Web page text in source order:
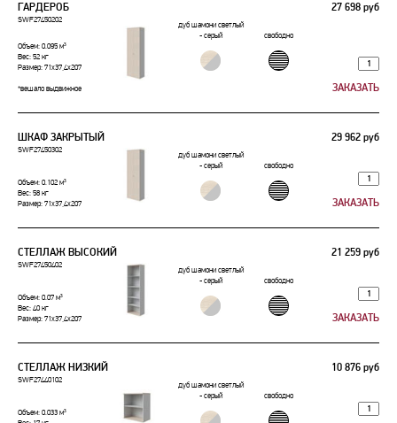
ГАРДЕРОБ 27 698 руб
SWF27450202
дуб шамони светлый
- серый
свободно
Объем: 0.095 м³
Вес: 52 кг
Размер: 71x37,4x207
*вешало выдвижное
ШКАФ ЗАКРЫТЫЙ 29 962 руб
SWF27450302
дуб шамони светлый
- серый
свободно
Объем: 0.102 м³
Вес: 58 кг
Размер: 71x37,4x207
СТЕЛЛАЖ ВЫСОКИЙ 21 259 руб
SWF27450402
дуб шамони светлый
- серый
свободно
Объем: 0.07 м³
Вес: 40 кг
Размер: 71x37,4x207
СТЕЛЛАЖ НИЗКИЙ 10 876 руб
SWF27440102
дуб шамони светлый
- серый
свободно
Объем: 0.033 м³